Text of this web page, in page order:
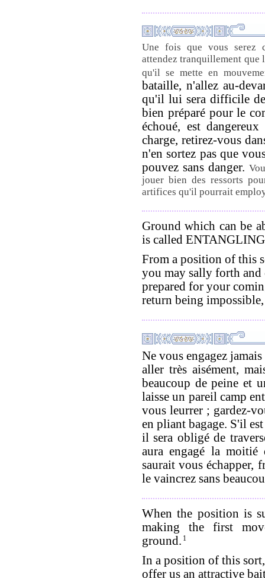
Une fois que vous serez
attendez tranquillement que
qu'il se mette en
bataille, n'allez au-
qu'il lui sera difficile de
bien préparé pour le
échoué, est
charge, retirez-vous
n'en sortez pas que
pouvez sans danger.
jouer bien des ressorts
artifices qu'il pourrait
Ground which can be
is called
From a position of this
you may sally forth and
prepared for your
return being
Ne vous engagez
aller très aisément,
beaucoup de peine et
laisse un pareil camp
vous leurrer ; gardez-
en pliant bagage. S'il
il sera obligé de
aura engagé la
saurait vous échapper,
le vaincrez sans
When the position is
making the first
ground. 1
In a position of this
offer us an attractive